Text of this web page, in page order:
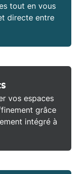
tout en vous
directe entre
vos espaces
grâce
intégré à